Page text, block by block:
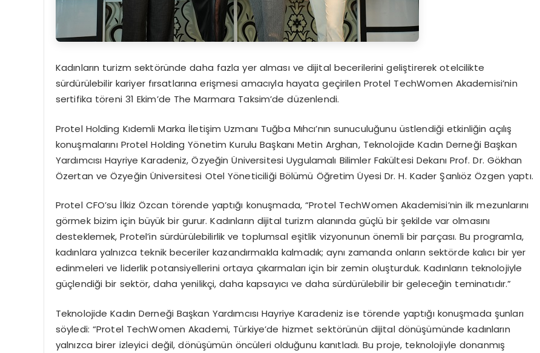
Kadınların turizm sektöründe daha fazla yer alması ve dijital becerilerini geliştirerek otelcilikte
sürdürülebilir kariyer fırsatlarına erişmesi amacıyla hayata geçirilen Protel TechWomen Akademisi’nin
sertifika töreni 31 Ekim’de The Marmara Taksim’de düzenlendi.
Protel Holding Kıdemli Marka İletişim Uzmanı Tuğba Mıhcı’nın sunuculuğunu üstlendiği etkinliğin açılış
konuşmalarını Protel Holding Yönetim Kurulu Başkanı Metin Arghan, Teknolojide Kadın Derneği Başkan
Yardımcısı Hayriye Karadeniz, Özyeğin Üniversitesi Uygulamalı Bilimler Fakültesi Dekanı Prof. Dr. Gökhan
Özertan ve Özyeğin Üniversitesi Otel Yöneticiliği Bölümü Öğretim Üyesi Dr. H. Kader Şanlıöz Özgen yaptı.
Protel CFO’su İlkiz Özcan törende yaptığı konuşmada, “Protel TechWomen Akademisi’nin ilk mezunlarını
görmek bizim için büyük bir gurur. Kadınların dijital turizm alanında güçlü bir şekilde var olmasını
desteklemek, Protel’in sürdürülebilirlik ve toplumsal eşitlik vizyonunun önemli bir parçası. Bu programla,
kadınlara yalnızca teknik beceriler kazandırmakla kalmadık; aynı zamanda onların sektörde kalıcı bir yer
edinmeleri ve liderlik potansiyellerini ortaya çıkarmaları için bir zemin oluşturduk. Kadınların teknolojiyle
güçlendiği bir sektör, daha yenilikçi, daha kapsayıcı ve daha sürdürülebilir bir geleceğin teminatıdır.”
Teknolojide Kadın Derneği Başkan Yardımcısı Hayriye Karadeniz ise törende yaptığı konuşmada şunları
söyledi: “Protel TechWomen Akademi, Türkiye’de hizmet sektörünün dijital dönüşümünde kadınların
yalnızca birer izleyici değil, dönüşümün öncüleri olduğunu kanıtladı. Bu proje, teknolojiyle donanmış